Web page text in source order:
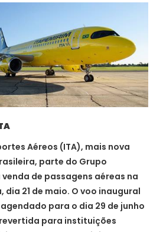
Aéreos (ITA), mais nova
parte do Grupo
de passagens aéreas na
21 de maio. O voo inaugural
para o dia 29 de junho
para instituições